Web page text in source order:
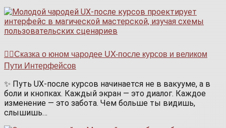
🧙‍♂️Сказка о юном чародее UX-после курсов и великом
Пути Интерфейсов
✨ Путь UX-после курсов начинается не в вакууме, а в
боли и кнопках. Каждый экран — это диалог. Каждое
изменение — это забота. Чем больше ты видишь,
слышишь…